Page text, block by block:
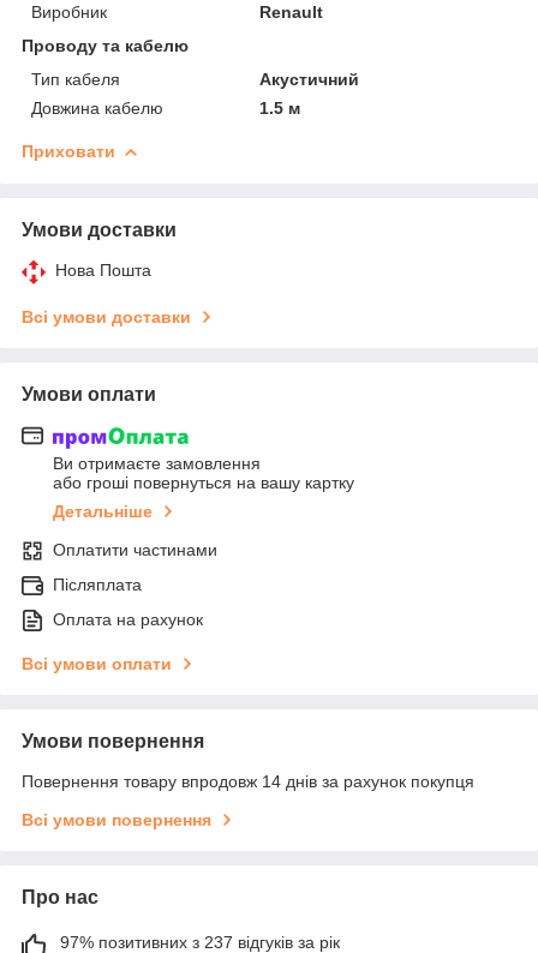
Виробник
Renault
Проводу та кабелю
Тип кабеля
Акустичний
Довжина кабелю
1.5 м
Приховати
Умови доставки
Нова Пошта
Всі умови доставки
Умови оплати
Ви отримаєте замовлення
або гроші повернуться на вашу картку
Детальніше
Оплатити частинами
Післяплата
Оплата на рахунок
Всі умови оплати
Умови повернення
Повернення товару впродовж 14 днів за рахунок покупця
Всі умови повернення
Про нас
97% позитивних з 237 відгуків за рік